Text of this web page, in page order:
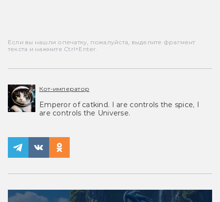
Если вы нашли опечатку, пожалуйста, выделите фрагмент
текста и нажмите Ctrl+Enter.
Кот-император
Emperor of catkind. I are controls the spice, I
are controls the Universe.